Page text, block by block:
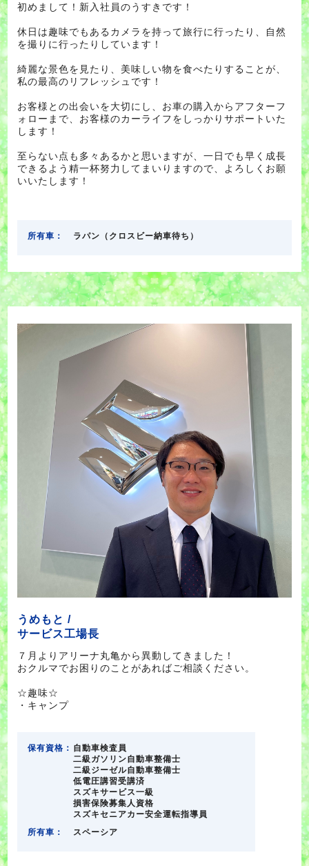
初めまして！新入社員のうすきです！
休日は趣味でもあるカメラを持って旅行に行ったり、自然
を撮りに行ったりしています！
綺麗な景色を見たり、美味しい物を食べたりすることが、
私の最高のリフレッシュです！
お客様との出会いを大切にし、お車の購入からアフターフ
ォローまで、お客様のカーライフをしっかりサポートいた
します！
至らない点も多々あるかと思いますが、一日でも早く成長
できるよう精一杯努力してまいりますので、よろしくお願
いいたします！
所有車： ラパン（クロスビー納車待ち）
うめもと /
サービス工場長
７月よりアリーナ丸亀から異動してきました！
おクルマでお困りのことがあればご相談ください。
☆趣味☆
・キャンプ
保有資格： 自動車検査員
二級ガソリン自動車整備士
二級ジーゼル自動車整備士
低電圧講習受講済
スズキサービス一級
損害保険募集人資格
スズキセニアカー安全運転指導員
所有車：
スペーシア